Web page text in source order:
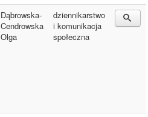
Dąbrowska-
Cendrowska
Olga
dziennikarstwo
i komunikacja
społeczna